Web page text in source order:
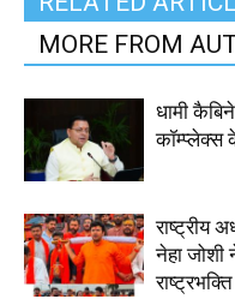
MORE FROM
धामी
कॉम्प्लेक्स
राष्ट्रीय
नेहा